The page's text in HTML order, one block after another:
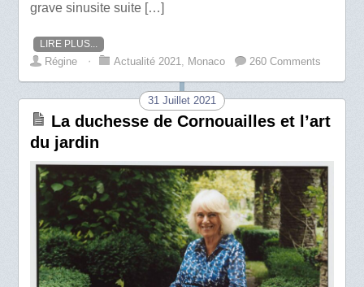
grave sinusite suite […]
LIRE PLUS...
Régine ⋅ Actualité 2021, Monaco 260 Comments
31 Juillet 2021
La duchesse de Cornouailles et l’art
du jardin